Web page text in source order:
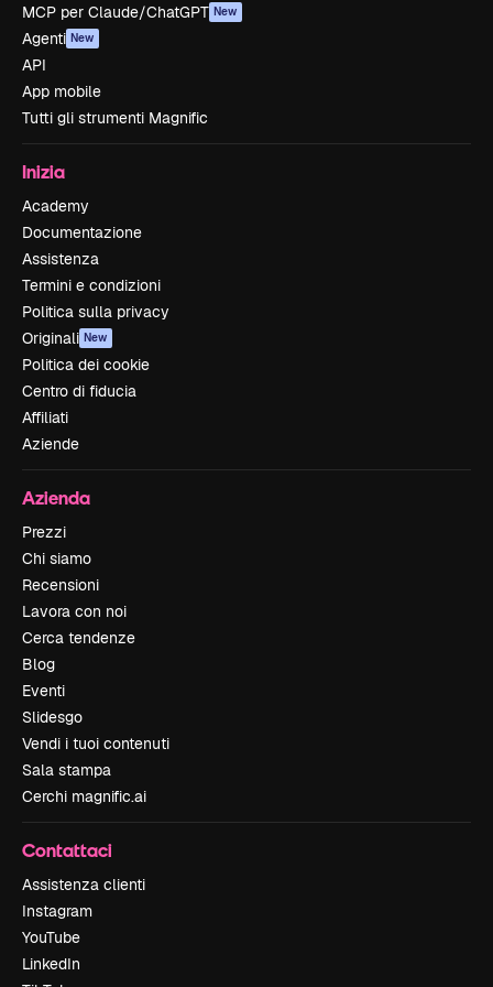
MCP per Claude/ChatGPT New
Agenti New
API
App mobile
Tutti gli strumenti Magnific
Inizia
Academy
Documentazione
Assistenza
Termini e condizioni
Politica sulla privacy
Originali New
Politica dei cookie
Centro di fiducia
Affiliati
Aziende
Azienda
Prezzi
Chi siamo
Recensioni
Lavora con noi
Cerca tendenze
Blog
Eventi
Slidesgo
Vendi i tuoi contenuti
Sala stampa
Cerchi magnific.ai
Contattaci
Assistenza clienti
Instagram
YouTube
LinkedIn